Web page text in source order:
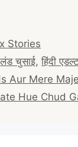
Stories
लंड चुसाई,हिंदी
Aur Mere
Hue Chud